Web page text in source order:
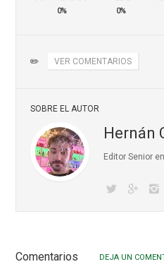
0%
0%
✏️ VER COMENTARIOS
SOBRE EL AUTOR
Hernán
Editor Senior
Comentarios DEJA UN